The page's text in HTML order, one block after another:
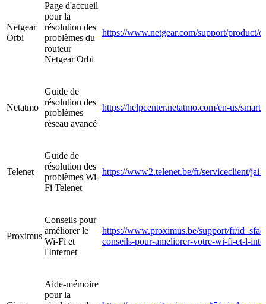
Netgear
Orbi
Page d'accueil
pour la
résolution des
problèmes du
routeur
Netgear Orbi
https://www.netgear.com/support/product/
Netatmo
Guide de
résolution des
problèmes
réseau avancé
https://helpcenter.netatmo.com/en-us/
Telenet
Guide de
résolution des
problèmes Wi-
Fi Telenet
https://www2.telenet.be/fr/serviceclient/
Proximus
Conseils pour
améliorer le
Wi-Fi et
l'Internet
https://www.proximus.be/support/fr/
conseils-pour-ameliorer-votre-wi-fi-et-l-
Aide-mémoire
pour la